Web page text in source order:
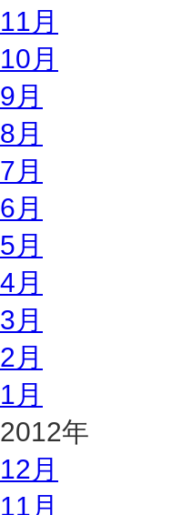
11月
10月
9月
8月
7月
6月
5月
4月
3月
2月
1月
2012年
12月
11月